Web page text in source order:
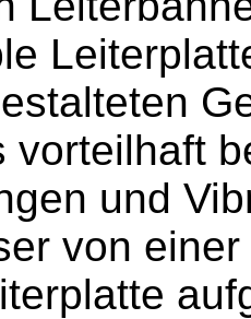
vorteilhaft
und
von